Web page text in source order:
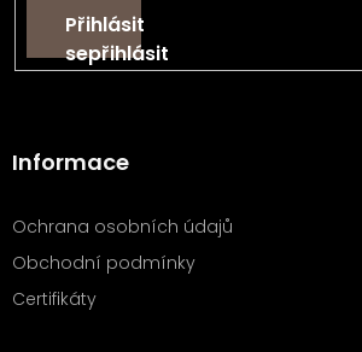
Přihlásit
se
Informace
Ochrana osobních údajů
Obchodní podmínky
Certifikáty